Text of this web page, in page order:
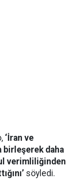
‘İran ve
birleşerek daha
verimliliğinden
söyledi.